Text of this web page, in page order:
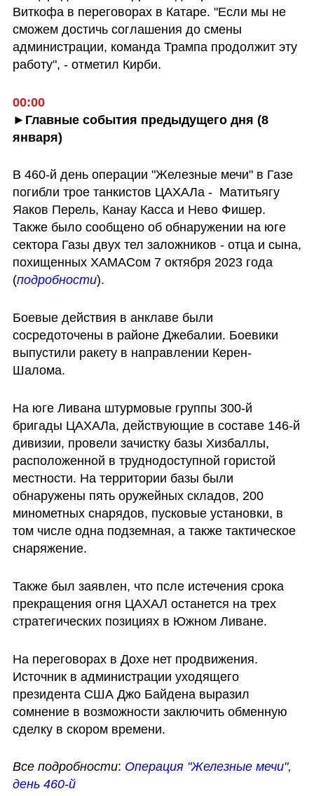
Виткофа в переговорах в Катаре. "Если мы не
сможем достичь соглашения до смены
администрации, команда Трампа продолжит эту
работу", - отметил Кирби.
00:00
►Главные события предыдущего дня (8
января)
В 460-й день операции "Железные мечи" в Газе
погибли трое танкистов ЦАХАЛа -  Матитьягу
Яаков Перель, Канау Касса и Нево Фишер.
Также было сообщено об обнаружении на юге
сектора Газы двух тел заложников - отца и сына,
похищенных ХАМАСом 7 октября 2023 года
(подробности).
Боевые действия в анклаве были
сосредоточены в районе Джебалии. Боевики
выпустили ракету в направлении Керен-
Шалома.
На юге Ливана штурмовые группы 300-й
бригады ЦАХАЛа, действующие в составе 146-й
дивизии, провели зачистку базы Хизбаллы,
расположенной в труднодоступной гористой
местности. На территории базы были
обнаружены пять оружейных складов, 200
минометных снарядов, пусковые установки, в
том числе одна подземная, а также тактическое
снаряжение.
Также был заявлен, что псле истечения срока
прекращения огня ЦАХАЛ останется на трех
стратегических позициях в Южном Ливане.
На переговорах в Дохе нет продвижения.
Источник в администрации уходящего
президента США Джо Байдена выразил
сомнение в возможности заключить обменную
сделку в скором времени.
Все подробности: Операция "Железные мечи",
день 460-й